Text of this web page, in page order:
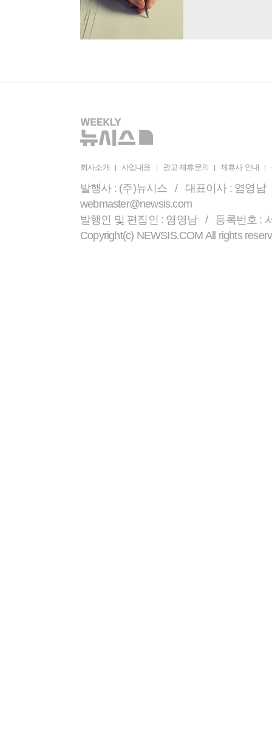
회사소개 사업내용 광고·제휴문의 제휴사 안내
발행사 : (주)뉴시스 / 대표이사 : 염영
webmaster@newsis.com
발행인 및 편집인 : 염영남 / 등록번호 :
Copyright(c) NEWSIS.COM All rights